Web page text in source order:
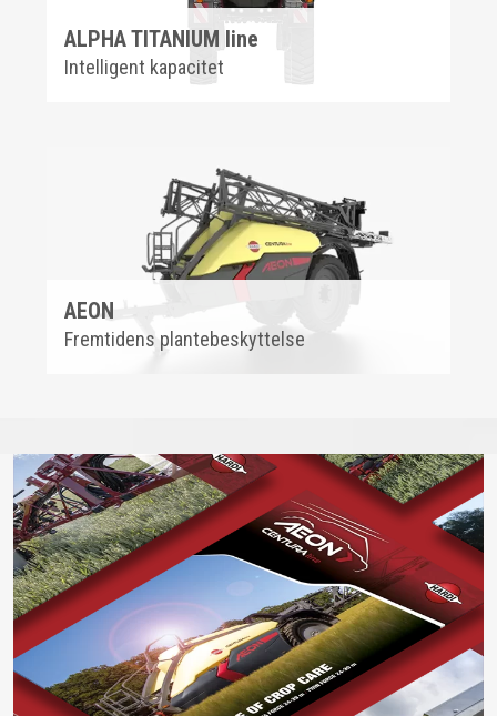
ALPHA TITANIUM line
Intelligent kapacitet
AEON
Fremtidens plantebeskyttelse